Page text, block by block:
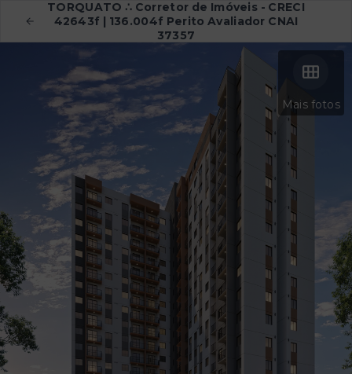
TORQUATO ∴ Corretor de Imóveis - CRECI
42643f | 136.004f Perito Avaliador CNAI
37357
Mais fotos